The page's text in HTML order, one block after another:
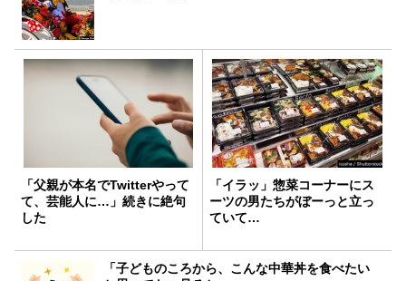
「父親が本名でTwitterやって
て、芸能人に…」続きに絶句
した
「イラッ」惣菜コーナーにス
ーツの男たちがぼーっと立っ
ていて…
「子どものころから、こんな中華丼を食べたい